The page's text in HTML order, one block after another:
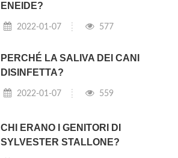
ENEIDE?
2022-01-07 577
PERCHÉ LA SALIVA DEI CANI
DISINFETTA?
2022-01-07 559
CHI ERANO I GENITORI DI
SYLVESTER STALLONE?